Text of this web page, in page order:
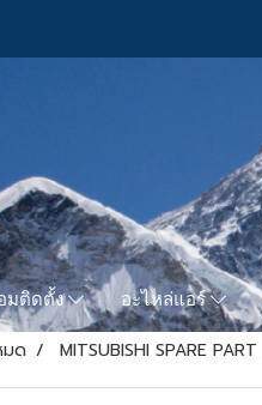
มติดตั้ง อะไหล่แอร์
มด MITSUBISHI SPARE PART